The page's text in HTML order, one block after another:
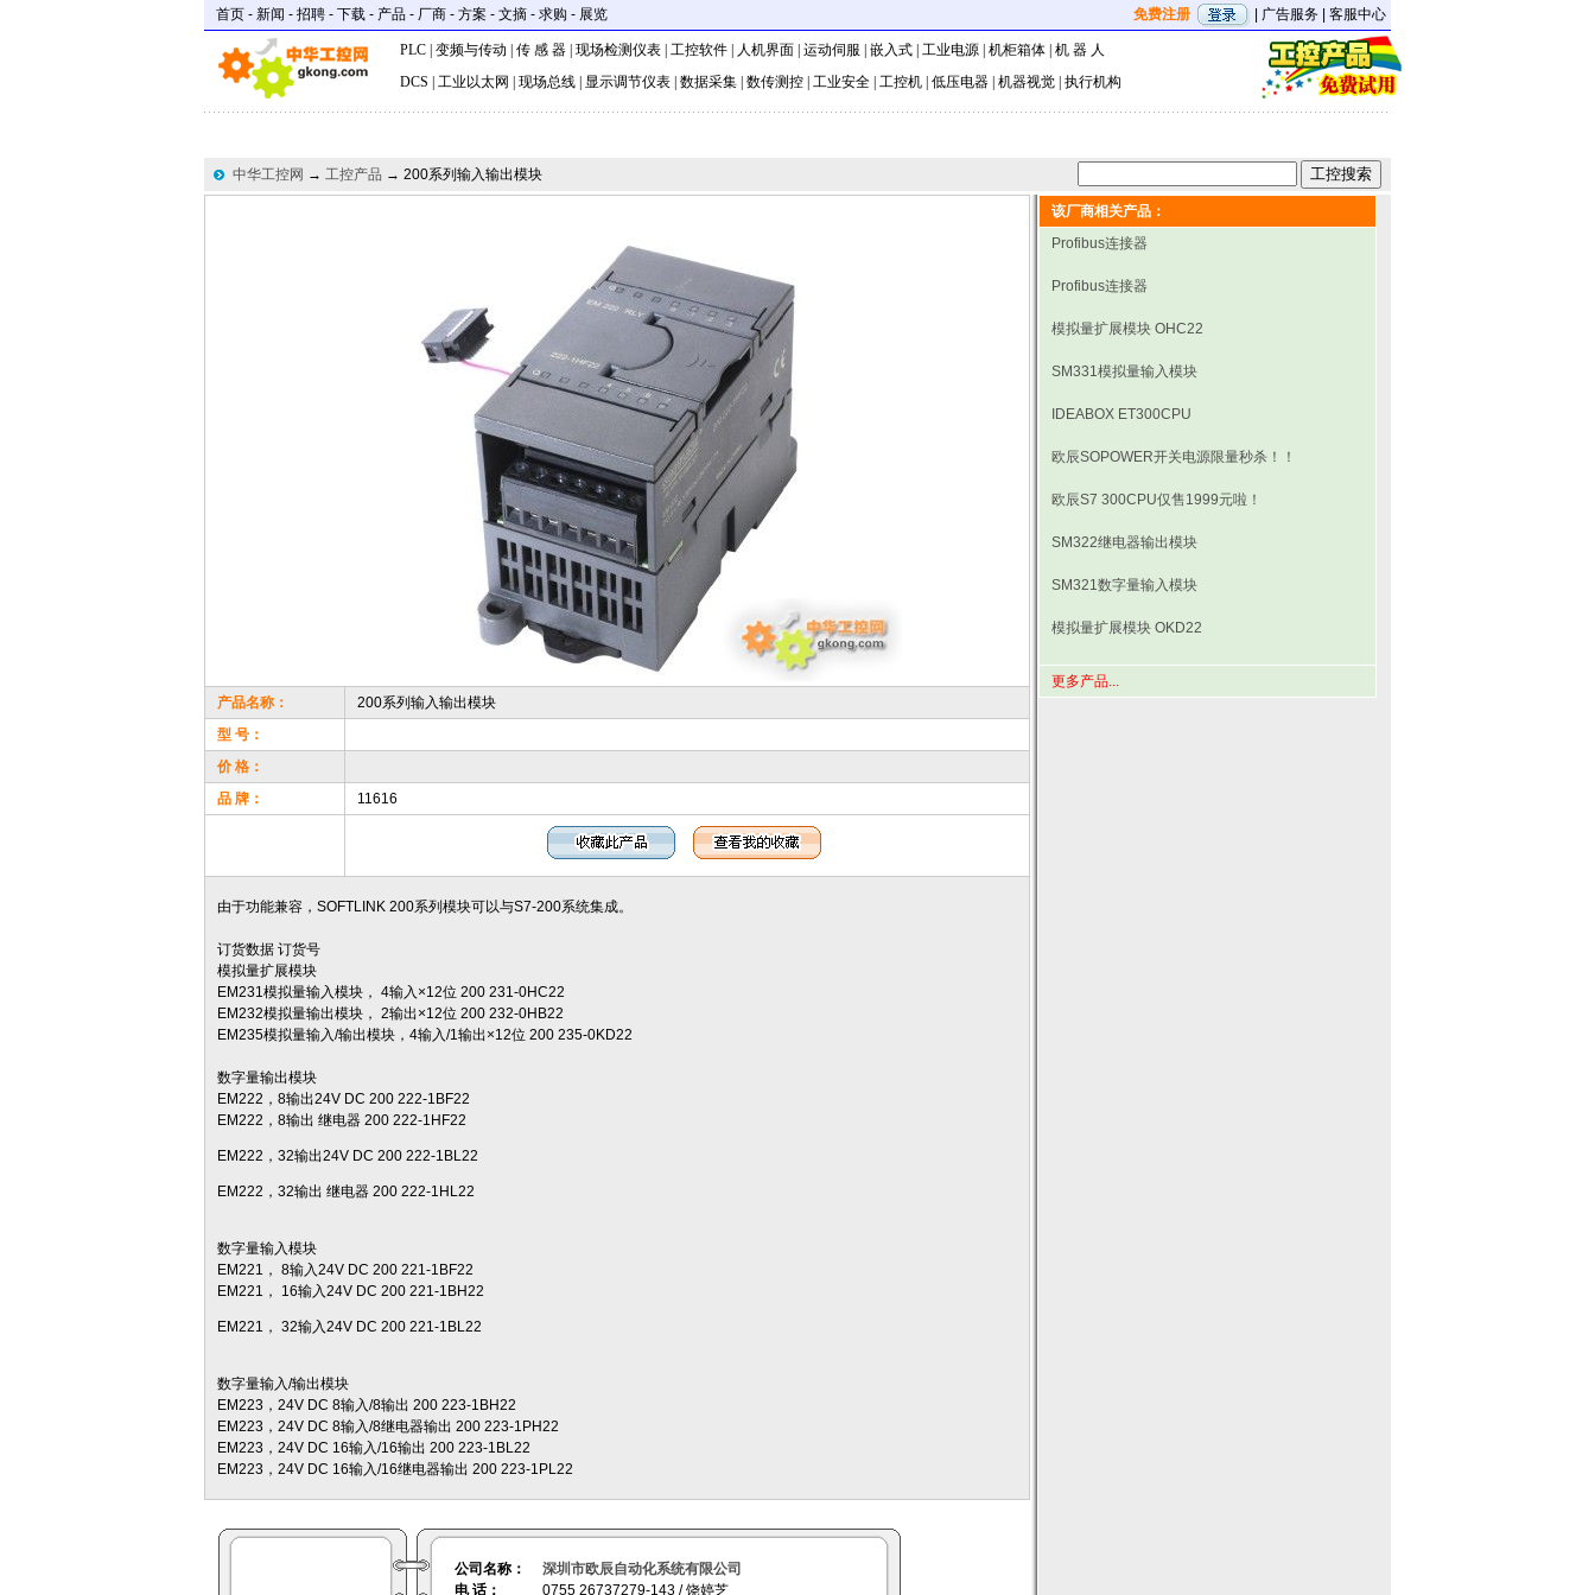
首页 - 新闻 - 招聘 - 下载 - 产品 - 厂商 - 方案 - 文摘 - 求购 - 展览 免费注册 广告服务 客服中心
PLC 变频与传动 传 感 器 现场检测仪表 工控软件 人机界面 运动伺服 嵌入式 工业电源 机柜箱体 机 器 人
DCS
工业以太网 现场总线 显示调节仪表 数据采集 数传测控 工业安全 工控机 低压电器 机器视觉 执行机构
中华工控网 → 工控产品 → 200系列输入输出模块
产品名称：
200系列输入输出模块
型 号：
价 格：
品 牌：
11616
由于功能兼容，SOFTLINK 200系列模块可以与S7-200系统集成。
订货数据 订货号
模拟量扩展模块
EM231模拟量输入模块， 4输入×12位 200 231-0HC22
EM232模拟量输出模块， 2输出×12位 200 232-0HB22
EM235模拟量输入/输出模块，4输入/1输出×12位 200 235-0KD22
数字量输出模块
EM222，8输出24V DC 200 222-1BF22
EM222，8输出 继电器 200 222-1HF22
EM222，32输出24V DC 200 222-1BL22
EM222，32输出 继电器 200 222-1HL22
数字量输入模块
EM221， 8输入24V DC 200 221-1BF22
EM221， 16输入24V DC 200 221-1BH22
EM221， 32输入24V DC 200 221-1BL22
数字量输入/输出模块
EM223，24V DC 8输入/8输出 200 223-1BH22
EM223，24V DC 8输入/8继电器输出 200 223-1PH22
EM223，24V DC 16输入/16输出 200 223-1BL22
EM223，24V DC 16输入/16继电器输出 200 223-1PL22
公司名称：
深圳市欧辰自动化系统有限公司
电 话：
0755 26737279-143 / 饶婷芝
该厂商相关产品：
Profibus连接器
Profibus连接器
模拟量扩展模块 OHC22
SM331模拟量输入模块
IDEABOX ET300CPU
欧辰SOPOWER开关电源限量秒杀！！
欧辰S7 300CPU仅售1999元啦！
SM322继电器输出模块
SM321数字量输入模块
模拟量扩展模块 OKD22
更多产品...